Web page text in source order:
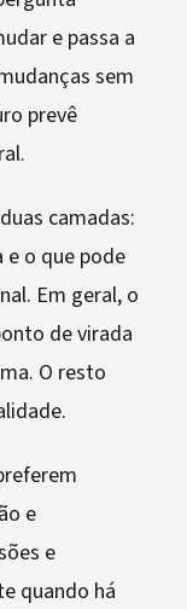
e passa a
sem
prevê
camadas:
e o que pode
Em geral, o
de virada
O resto
e
e
quando há